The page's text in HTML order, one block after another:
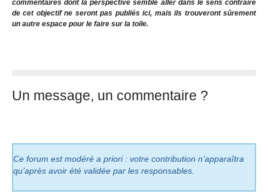
commentaires dont la perspective semble aller dans le sens contraire
de cet objectif ne seront pas publiés ici, mais ils trouveront sûrement
un autre espace pour le faire sur la toile.
Un message, un commentaire ?
Ce forum est modéré a priori : votre contribution n’apparaîtra
qu’après avoir été validée par les responsables.